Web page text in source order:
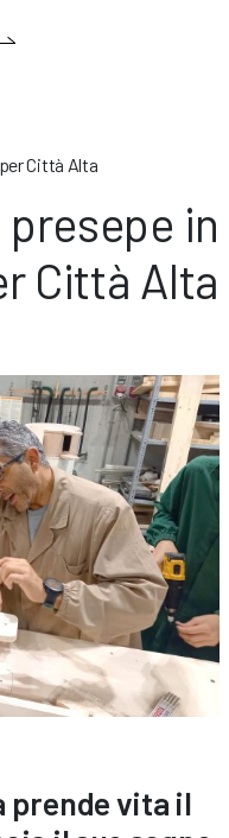
Città Alta
in
Città Alta
prende vita il